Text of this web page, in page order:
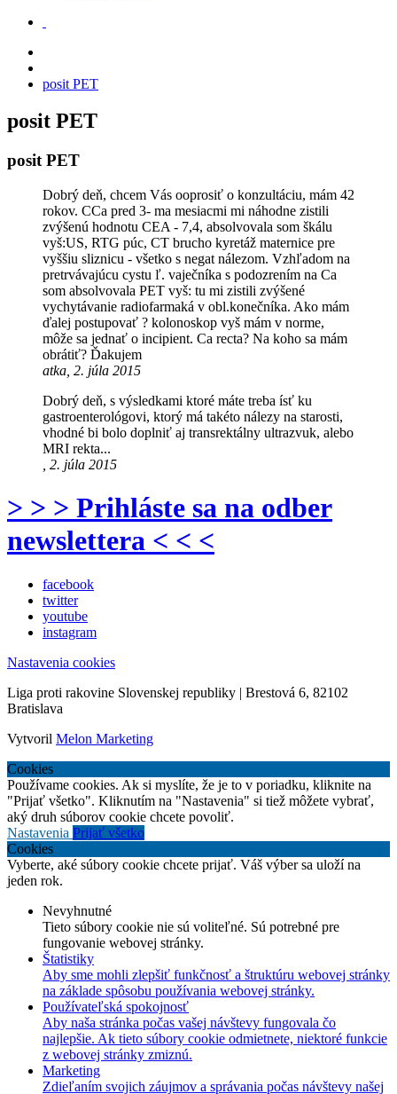
posit PET
posit PET
posit PET
Dobrý deň, chcem Vás ooprosiť o konzultáciu, mám 42
rokov. CCa pred 3- ma mesiacmi mi náhodne zistili
zvýšenú hodnotu CEA - 7,4, absolvovala som škálu
vyš:US, RTG púc, CT brucho kyretáž maternice pre
vyššiu sliznicu - všetko s negat nálezom. Vzhľadom na
pretrvávajúcu cystu ľ. vaječníka s podozrením na Ca
som absolvovala PET vyš: tu mi zistili zvýšené
vychytávanie radiofarmaká v obl.konečníka. Ako mám
ďalej postupovať ? kolonoskop vyš mám v norme,
môže sa jednať o incipient. Ca recta? Na koho sa mám
obrátiť? Ďakujem
atka, 2. júla 2015
Dobrý deň, s výsledkami ktoré máte treba ísť ku
gastroenterológovi, ktorý má takéto nálezy na starosti,
vhodné bi bolo doplniť aj transrektálny ultrazvuk, alebo
MRI rekta...
, 2. júla 2015
> > > Prihláste sa na odber
newslettera < < <
facebook
twitter
youtube
instagram
Nastavenia cookies
Liga proti rakovine Slovenskej republiky | Brestová 6, 82102
Bratislava
Vytvoril Melon Marketing
Cookies
Používame cookies. Ak si myslíte, že je to v poriadku, kliknite na
"Prijať všetko". Kliknutím na "Nastavenia" si tiež môžete vybrať,
aký druh súborov cookie chcete povoliť.
Nastavenia Prijať všetko
Cookies
Vyberte, aké súbory cookie chcete prijať. Váš výber sa uloží na
jeden rok.
Nevyhnutné
Tieto súbory cookie nie sú voliteľné. Sú potrebné pre
fungovanie webovej stránky.
Štatistiky
Aby sme mohli zlepšiť funkčnosť a štruktúru webovej stránky
na základe spôsobu používania webovej stránky.
Používateľská spokojnosť
Aby naša stránka počas vašej návštevy fungovala čo
najlepšie. Ak tieto súbory cookie odmietnete, niektoré funkcie
z webovej stránky zmiznú.
Marketing
Zdieľaním svojich záujmov a správania počas návštevy našej